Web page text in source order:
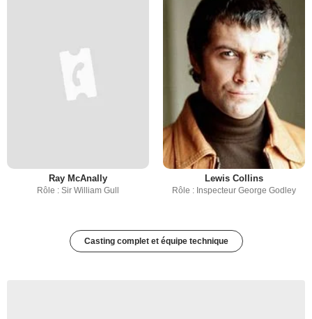
Ray McAnally
Rôle : Sir William Gull
Lewis Collins
Rôle : Inspecteur George Godley
Casting complet et équipe technique